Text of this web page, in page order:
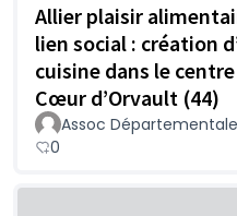
Allier plaisir
lien social : création
cuisine dans le
Cœur d’Orvault (44)
Assoc
0